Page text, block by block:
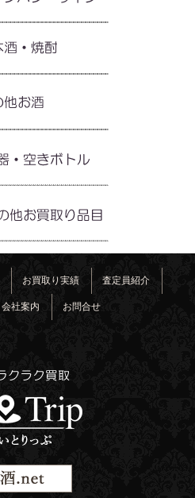
お買取り実績 査定員紹介
会社案内 お問合せ